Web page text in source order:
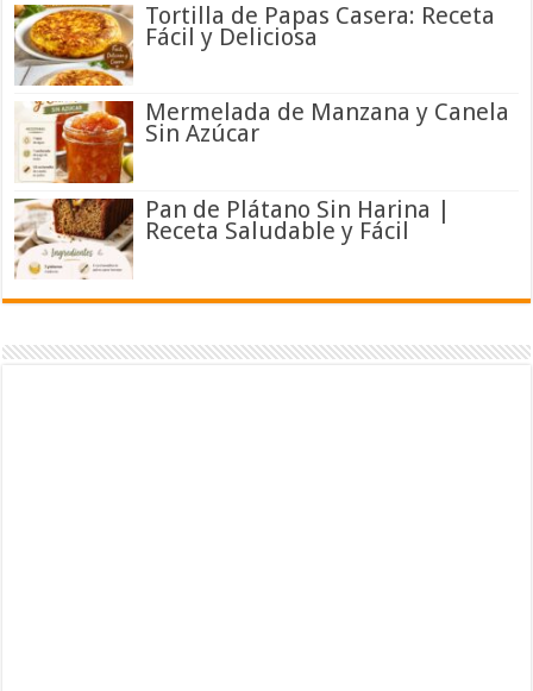
Tortilla de Papas Casera: Receta
Fácil y Deliciosa
Mermelada de Manzana y Canela
Sin Azúcar
Pan de Plátano Sin Harina |
Receta Saludable y Fácil